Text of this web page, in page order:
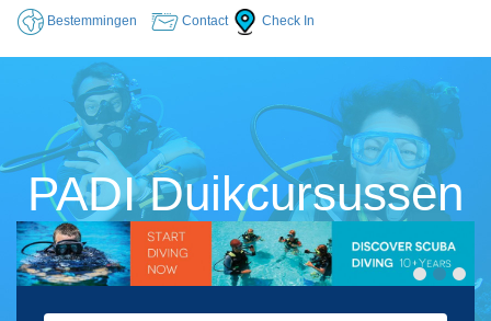
Bestemmingen Contact Check In
PADI Duikcursussen